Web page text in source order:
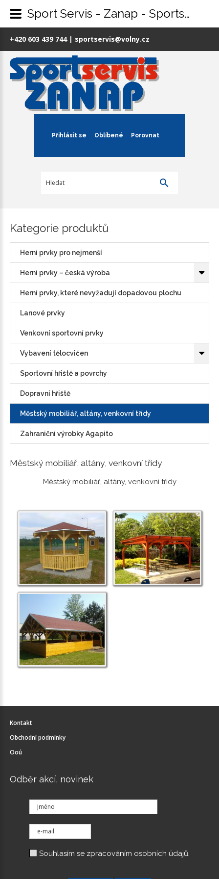
+420 603 439 744 | sportservis@volny.cz
Přihlásit se Oblíbené Porovnat
Kategorie produktů
Herní prvky pro nejmenší
Herní prvky – česká výroba
Herní prvky, které nevyžadují dopadovou plochu
Lanové prvky
Venkovní sportovní prvky
Vybavení tělocvičen
Sportovní hřiště a povrchy
Dopravní hřiště
Městský mobiliář, altány, venkovní třídy
Zahraniční výrobky Agapito
Městský mobiliář, altány, venkovní třídy
Městský mobiliář, altány, venkovní třídy
Kontakt
Obchodní podmínky
Ooú
Odběr akcí, novinek
Souhlasím se zpracováním osobních údajů.
Sport Servis - Zanap - Sportservis-zanap.cz